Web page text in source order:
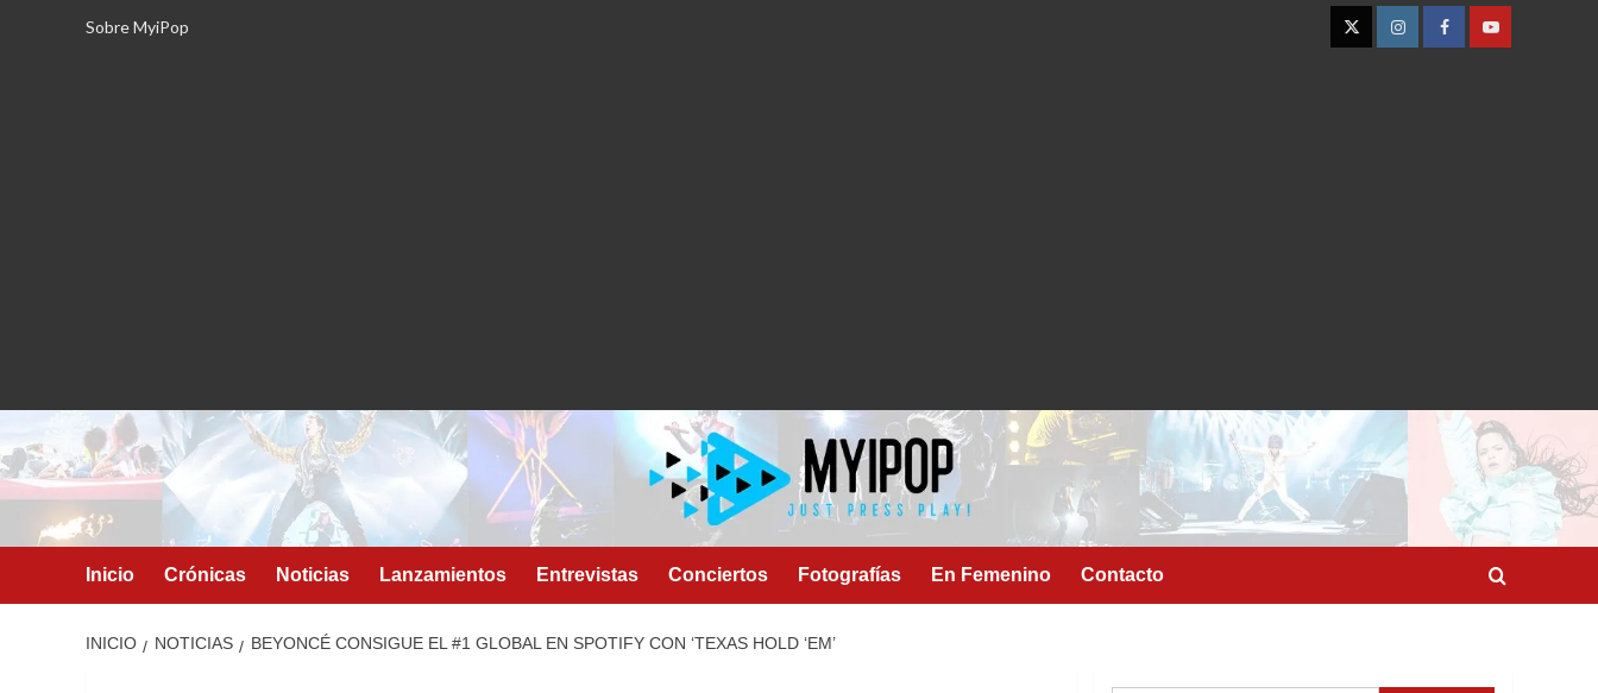
Sobre MyiPop
TwitterInstagramFacebookYouTube
Inicio Crónicas Noticias Lanzamientos Entrevistas Conciertos Fotografías En Femenino Contacto
INICIO NOTICIAS BEYONCÉ CONSIGUE EL #1 GLOBAL EN SPOTIFY CON ‘TEXAS HOLD ‘EM’